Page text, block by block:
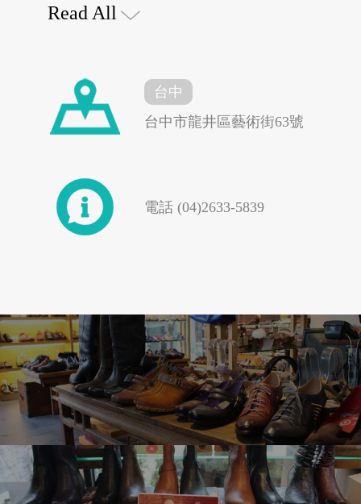
花蓮縣秀林鄉 台東縣東河鄉
4G專案 大鼎餐飲事業群
買第二雙，甚至於介
瑞士ORIS帆船鞋的
化、休閒化的商品特
短短九年之內快速竄
Focus皮件時尚的焦
Read All
台中
台中市龍井區藝術街63號
電話 (04)2633-5839